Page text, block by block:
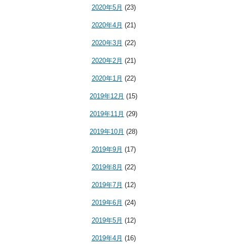
2020年5月 (23)
2020年4月 (21)
2020年3月 (22)
2020年2月 (21)
2020年1月 (22)
2019年12月 (15)
2019年11月 (29)
2019年10月 (28)
2019年9月 (17)
2019年8月 (22)
2019年7月 (12)
2019年6月 (24)
2019年5月 (12)
2019年4月 (16)